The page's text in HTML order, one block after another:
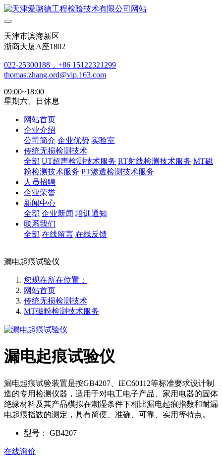
天津市滨海新区
浙商大厦A座1802
022-25300188，+86 15122321299
thomas.zhang.ord@vip.163.com
09:00~18:00
星期六、日休息
网站首页
企业介绍
公司简介 企业优势 实验室
传统无损检测技术
全部 UT超声检测技术服务 RT射线检测技术服务 MT磁
粉检测技术服务 PT渗透检测技术服务
人员招聘
企业荣誉
新闻中心
全部 企业新闻 培训通知
联系我们
全部 在线留言 在线反馈
漏电起痕试验仪
您现在所在位置：
网站首页
传统无损检测技术
MT磁粉检测技术服务
漏电起痕试验仪
漏电起痕试验装置是按GB4207、IEC60112等标准要求设计制
造的专用检测仪器，适用于对电工电子产品、家用电器的固体
绝缘材料及其产品模拟在潮湿条件下相比漏电起痕指数和耐漏
电起痕指数的测定，具有简便、准确、可靠、实用等特点。
型号： GB4207
在线询价